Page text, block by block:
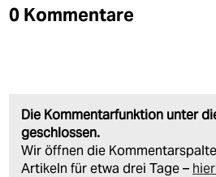
0 Kommentare
Die Kommentarfunktion unter
geschlossen.
Wir öffnen die
Artikeln für etwa drei Tage –